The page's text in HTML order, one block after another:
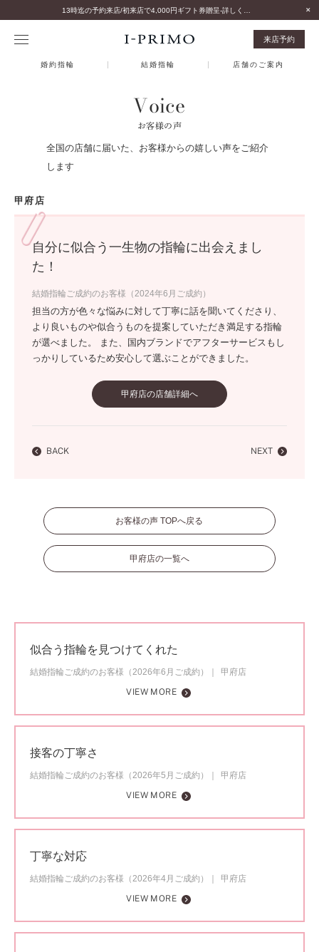
来店予約
婚約指輪 結婚指輪 店舗のご案内
Voice
お客様の声
全国の店舗に届いた、お客様からの嬉しい声をご紹介
します
甲府店
自分に似合う一生物の指輪に出会えまし
た！
結婚指輪ご成約のお客様（2024年6月ご成約）
担当の方が色々な悩みに対して丁寧に話を聞いてくださり、
より良いものや似合うものを提案していただき満足する指輪
が選べました。 また、国内ブランドでアフターサービスもし
っかりしているため安心して選ぶことができました。
甲府店の店舗詳細へ
BACK NEXT
お客様の声 TOPへ戻る
甲府店の一覧へ
似合う指輪を見つけてくれた
結婚指輪ご成約のお客様（2026年6月ご成約）
甲府店
VIEW MORE
接客の丁寧さ
結婚指輪ご成約のお客様（2026年5月ご成約）
甲府店
VIEW MORE
丁寧な対応
結婚指輪ご成約のお客様（2026年4月ご成約）
甲府店
VIEW MORE